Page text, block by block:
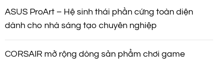
ASUS ProArt – Hệ sinh thái phần cứng toàn diện
dành cho nhà sáng tạo chuyên nghiệp
CORSAIR mở rộng dòng sản phẩm chơi game